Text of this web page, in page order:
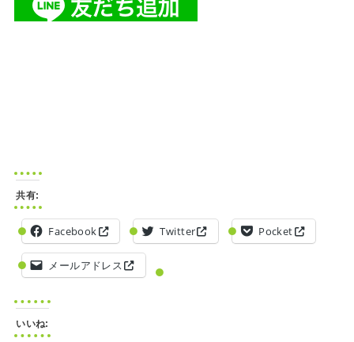
共有:
Facebook Twitter Pocket
メールアドレス
いいね: